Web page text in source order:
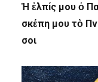
Ἡ ἐλπίς μου ὁ
σκέπη μου τὸ
σοι